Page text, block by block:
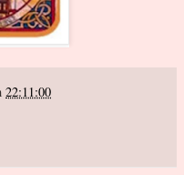
22:11:00